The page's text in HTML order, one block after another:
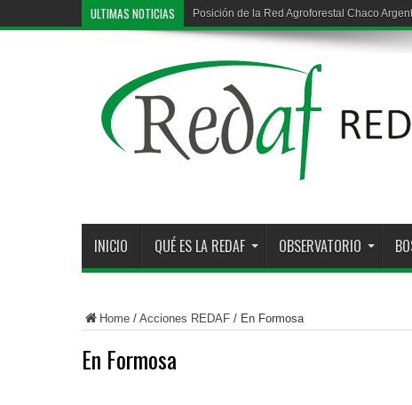
ULTIMAS NOTICIAS Posición de la Red Agroforestal Chaco
INICIO QUÉ ES LA REDAF OBSERVATORIO
Home / Acciones REDAF / En Formosa
En Formosa